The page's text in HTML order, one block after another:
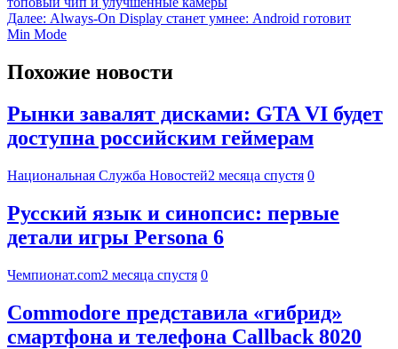
Далее: Always-On Display станет умнее: Android готовит
Min Mode
Похожие новости
Рынки завалят дисками: GTA VI будет
доступна российским геймерам
Национальная Служба Новостей2 месяца спустя 0
Русский язык и синопсис: первые
детали игры Persona 6
Чемпионат.com2 месяца спустя 0
Commodore представила «гибрид»
смартфона и телефона Callback 8020